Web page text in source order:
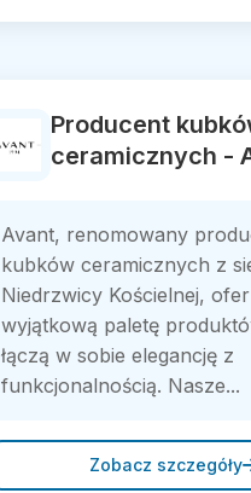
Producent
ceramicznych -
Avant, renomowany
kubków ceramicznych z
Niedrzwicy Kościelnej,
wyjątkową paletę
łączą w sobie elegancję z
funkcjonalnością. Nasze...
Zobacz szczegóły